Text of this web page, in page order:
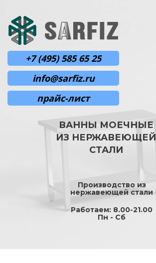
+7 (495) 585 65 25
info@sarfiz.ru
прайс-лист
ВАННЫ МОЕЧНЫЕ
ИЗ НЕРЖАВЕЮЩЕЙ
СТАЛИ
Производство из
нержавеющей стали
Работаем: 8.00-21.00
Пн - Сб